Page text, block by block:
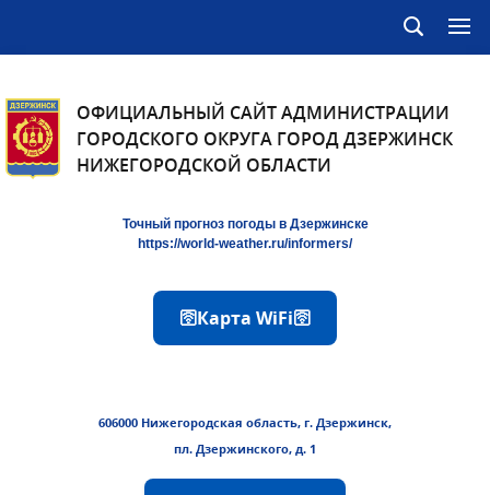
ОФИЦИАЛЬНЫЙ САЙТ АДМИНИСТРАЦИИ
ГОРОДСКОГО ОКРУГА ГОРОД ДЗЕРЖИНСК
НИЖЕГОРОДСКОЙ ОБЛАСТИ
Точный прогноз погоды в Дзержинске
https://world-weather.ru/informers/
🛜Карта WiFi🛜
606000 Нижегородская область, г. Дзержинск,
пл. Дзержинского, д. 1